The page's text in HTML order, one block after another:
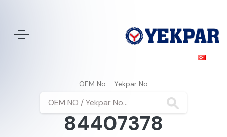
OEM No - Yekpar No
84407378